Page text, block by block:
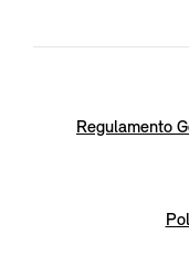
Regulamento